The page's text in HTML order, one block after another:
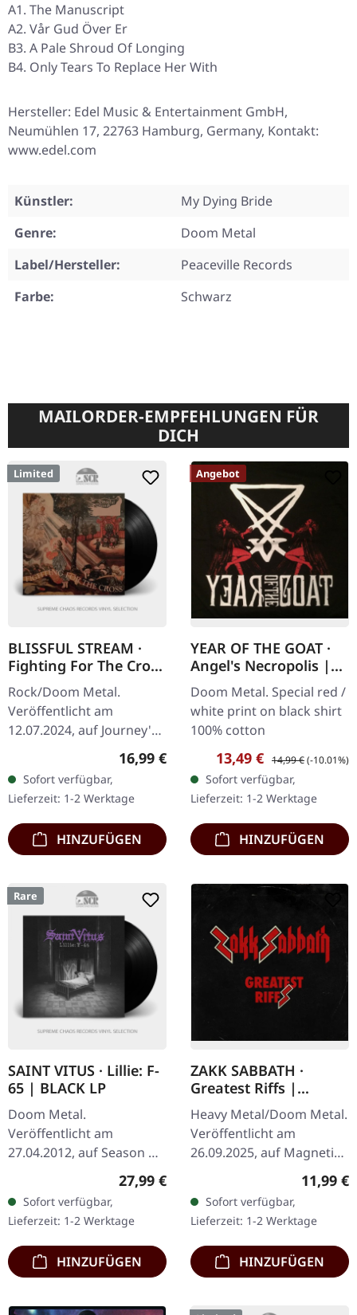
A1. The Manuscript
A2. Vår Gud Över Er
B3. A Pale Shroud Of Longing
B4. Only Tears To Replace Her With
Hersteller: Edel Music & Entertainment GmbH,
Neumühlen 17, 22763 Hamburg, Germany, Kontakt:
www.edel.com
Künstler:
My Dying Bride
Genre:
Doom Metal
Label/Hersteller:
Peaceville Records
Farbe:
Schwarz
MAILORDER-EMPFEHLUNGEN FÜR
DICH
Limited
BLISSFUL STREAM ·
Fighting For The Cross
| BLACK LP
Rock/Doom Metal.
Veröffentlicht am
12.07.2024, auf Journey's
End Records. Schwarzes
Vinyl. Limitiert auf 200
Exemplare. Blissful
Stream liefert mit…
Regulärer Preis:
16,99 €
Sofort verfügbar,
Lieferzeit: 1-2 Werktage
HINZUFÜGEN
Angebot
YEAR OF THE GOAT ·
Angel's Necropolis |
BLACK/RED TS-S
Doom Metal. Special red /
white print on black shirt
100% cotton
Verkaufspreis:
13,49 € Regulärer Preis:
14,99 €(-10.01%)
Sofort verfügbar,
Lieferzeit: 1-2 Werktage
HINZUFÜGEN
Rare
SAINT VITUS · Lillie: F-
65 | BLACK LP
Doom Metal.
Veröffentlicht am
27.04.2012, auf Season Of
Mist. Schwarzes Vinyl.
Neu, nicht versiegelt!
Saint Vitus liefern mit
„Lillie: F-65" ein…
Regulärer Preis:
27,99 €
Sofort verfügbar,
Lieferzeit: 1-2 Werktage
HINZUFÜGEN
ZAKK SABBATH ·
Greatest Riffs |
DIGIPAK CD
Heavy Metal/Doom Metal.
Veröffentlicht am
26.09.2025, auf Magnetic
Eye Records. CD im
Digisleeve. Als Zakk Wylde
beschloss, den Paten des
Heavy Metal…
11,99 €
Sofort verfügbar,
Lieferzeit: 1-2 Werktage
HINZUFÜGEN